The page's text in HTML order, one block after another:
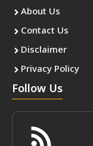
About Us
Contact Us
Disclaimer
Privacy Policy
Follow Us